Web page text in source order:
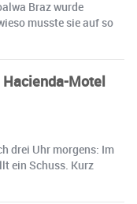
Braz wurde
musste sie auf so
Hacienda-Motel
drei Uhr morgens: Im
ein Schuss. Kurz